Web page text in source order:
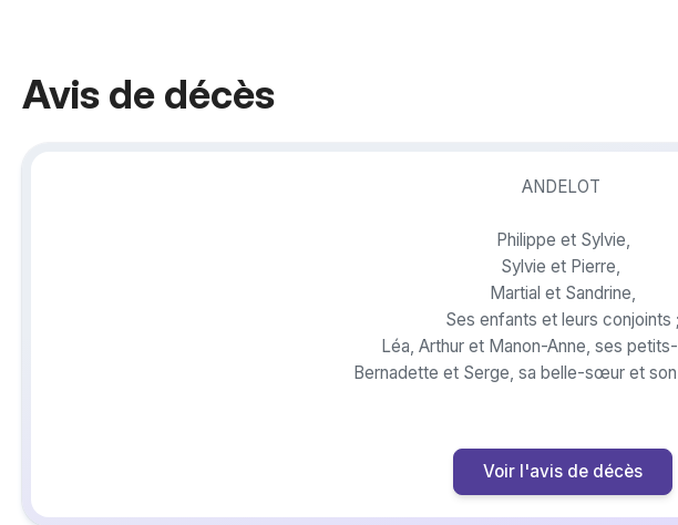
Avis de décès
ANDELOT
Philippe et Sylvie,
Sylvie et Pierre,
Martial et Sandrine,
Ses enfants et leurs conjoints ;
Léa, Arthur et Manon-Anne, ses
Bernadette et Serge, sa belle-sœur et
Ainsi que les familles THION,
Ont la douleur de vous faire part du
Voir l'avis de décès